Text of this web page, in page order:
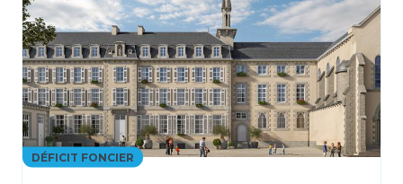
DÉFICIT FONCIER